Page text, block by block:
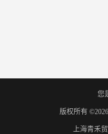
您
版权所有
上海青禾